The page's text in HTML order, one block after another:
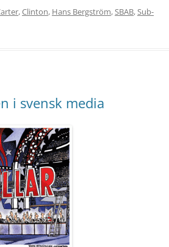
,Clinton, Hans Bergström,SBAB,Sub-
i svensk media